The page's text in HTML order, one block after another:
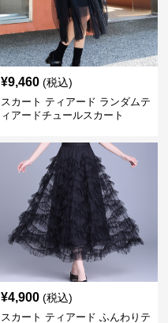
¥9,460 (税込)
スカート ティアード ランダムテ
ィアードチュールスカート
¥4,900 (税込)
スカート ティアード ふんわりテ